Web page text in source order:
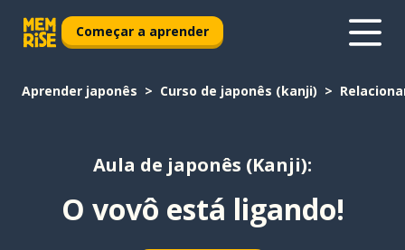
Começar a aprender
Aprender japonês Curso de japonês (kanji)
Aula de japonês (Kanji):
O vovô está ligando!